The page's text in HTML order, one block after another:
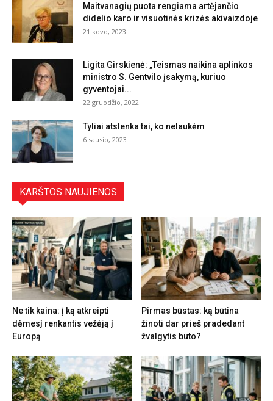
Maitvanagių puota rengiama artėjančio
didelio karo ir visuotinės krizės akivaizdoje
21 kovo, 2023
Ligita Girskienė: „Teismas naikina aplinkos
ministro S. Gentvilo įsakymą, kuriuo
gyventojai...
22 gruodžio, 2022
Tyliai atslenka tai, ko nelaukėm
6 sausio, 2023
KARŠTOS NAUJIENOS
Ne tik kaina: į ką atkreipti
dėmesį renkantis vežėją į
Europą
Pirmas būstas: ką būtina
žinoti dar prieš pradedant
žvalgytis buto?